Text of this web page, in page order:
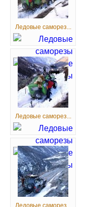
Ледовые саморез...
Ледовые саморез...
Ледовые саморез...